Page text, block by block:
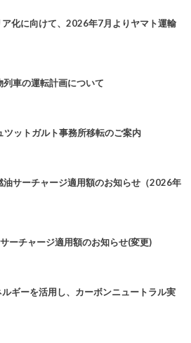
ア化に向けて、2026年7月よりヤマト運輸
車の運転計画について
ツットガルト事務所移転のご案内
油サーチャージ適用額のお知らせ（2026年
チャージ適用額のお知らせ(変更)
ギーを活用し、カーボンニュートラル実